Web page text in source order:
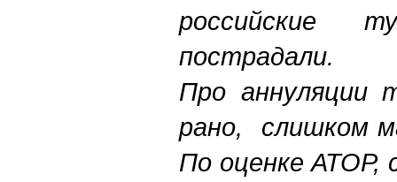
российские
пострадали.
Про аннуляции
рано, слишком
По оценке АТОР,